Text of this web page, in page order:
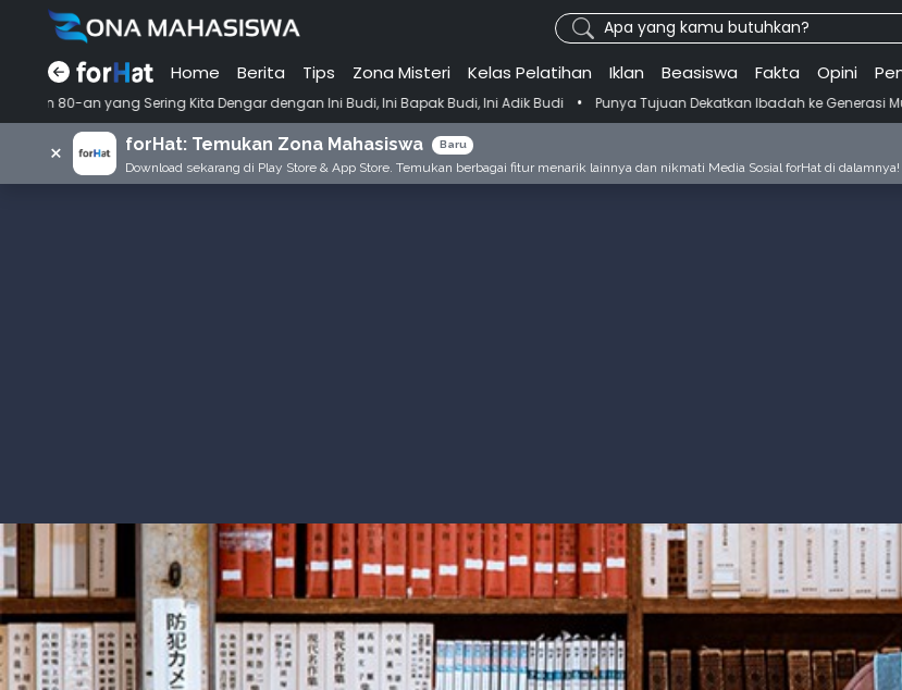
Apa yang kamu butuhkan?
Home Berita Tips Zona Misteri Kelas Pelatihan Iklan Beasiswa Fakta Opini
Sering Kita Dengar dengan Ini Budi, Ini Bapak Budi, Ini Adik Budi • Punya Tujuan Dekatkan Ibadah ke Generasi Muda Skenu
× forHat: Temukan Zona Mahasiswa Baru
Download sekarang di Play Store & App Store. Temukan berbagai fitur menarik lainnya dan nikmati Media Sosial forHat di dalamnya!